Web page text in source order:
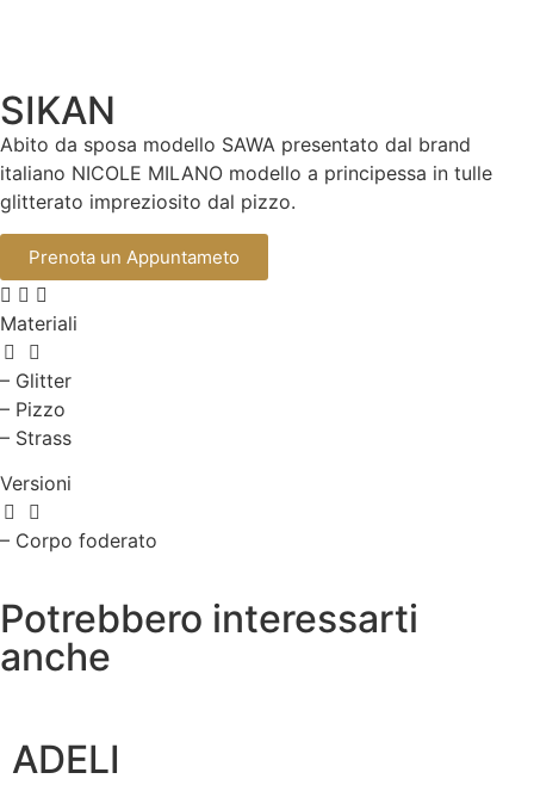
SIKAN
Abito da sposa modello SAWA presentato dal brand
italiano NICOLE MILANO modello a principessa in tulle
glitterato impreziosito dal pizzo.
Prenota un Appuntameto
Materiali
– Glitter
– Pizzo
– Strass
Versioni
– Corpo foderato
Potrebbero interessarti
anche
ADELI